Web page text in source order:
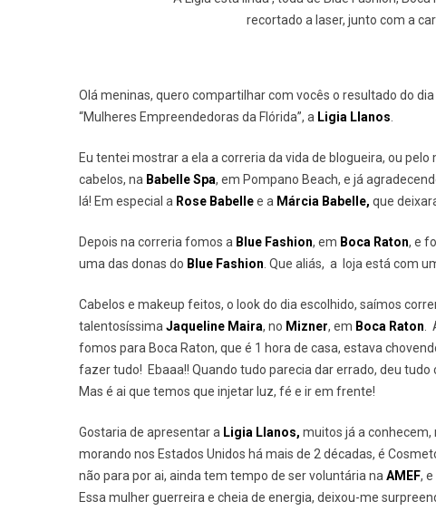
recortado a laser, junto com a
Olá meninas, quero compartilhar com vocês o resultado do
“Mulheres Empreendedoras da Flórida”, a Ligia Llanos.
Eu tentei mostrar a ela a correria da vida de blogueira, ou
cabelos, na Babelle Spa, em Pompano Beach, e já
lá! Em especial a Rose Babellee a Márcia Babelle, que
Depois na correria fomos a Blue Fashion, em Boca Raton, e
uma das donas do Blue Fashion. Que aliás, a loja está com
Cabelos e makeup feitos, o look do dia escolhido, saímos
talentosíssimaJaqueline Maira, no Mizner, em Boca Raton.
fomos para Boca Raton, que é 1 hora de casa, estava
fazer tudo! Ebaaa!! Quando tudo parecia dar errado, deu
Mas é ai que temos que injetar luz, fé e ir em frente!
Gostaria de apresentar a Ligia Llanos, muitos já a conhecem,
morando nos Estados Unidos há mais de 2 décadas, é
não para por ai, ainda tem tempo de ser voluntária naAMEF,
Essa mulher guerreira e cheia de energia, deixou-me